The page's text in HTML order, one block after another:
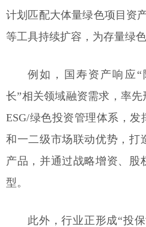
计划匹配大体量绿色项目资
等工具持续扩容，为存量绿
例如，国寿资产响应
长”相关领域融资需求，率
ESG/绿色投资管理体系，
和一二级市场联动优势，打
产品，并通过战略增资、股
型。
此外，行业正形成“投